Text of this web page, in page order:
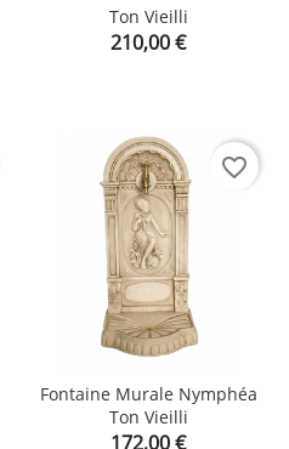
Ton Vieilli
Prix
210,00 €
Fontaine Murale Nymphéa
Ton Vieilli
Prix
172,00 €
favorite_border